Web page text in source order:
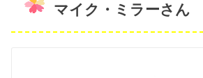
マイク・ミラーさん